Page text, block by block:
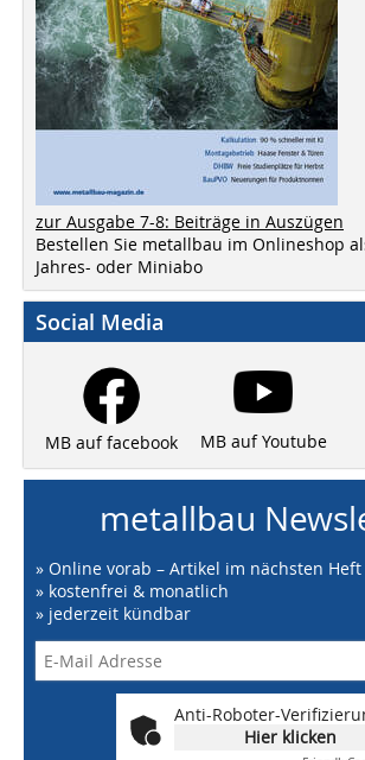
zur Ausgabe 7-8: Beiträge in Auszügen
Bestellen Sie metallbau im Onlineshop
Jahres- oder Miniabo
Social Media
MB auf facebook MB auf Youtube
metallbau
» Online vorab – Artikel im nächsten Heft
» kostenfrei & monatlich
» jederzeit kündbar
Anti-Roboter-
Hier klicken